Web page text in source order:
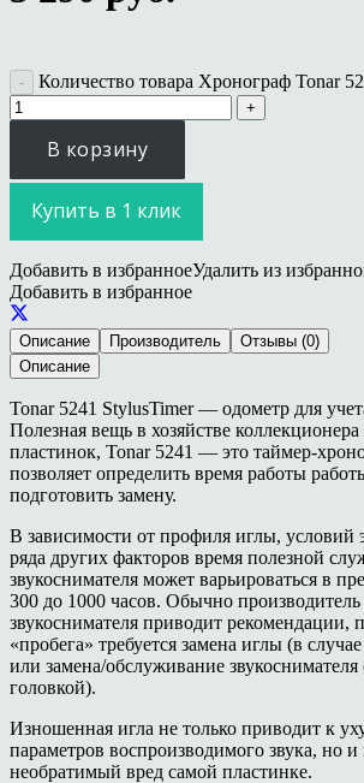
Количество товара Хронограф Tonar
В корзину
Купить в 1 клик
Добавить в избранноеУдалить из
Добавить в избранное
Описание Производитель
Отзывы (0)
Описание
Tonar 5241 StylusTimer — одометр для
Полезная вещь в хозяйстве
пластинок, Tonar 5241 — это таймер-
позволяет определить время работы
подготовить замену.
В зависимости от профиля иглы, условий
ряда других факторов время полезной
звукоснимателя может варьироваться в
300 до 1000 часов. Обычно производитель
звукоснимателя приводит рекомендации,
«пробега» требуется замена иглы (в
или замена/обслуживание
головкой).
Изношенная игла не только приводит к
параметров воспроизводимого звука, но и
необратимый вред самой пластинке.